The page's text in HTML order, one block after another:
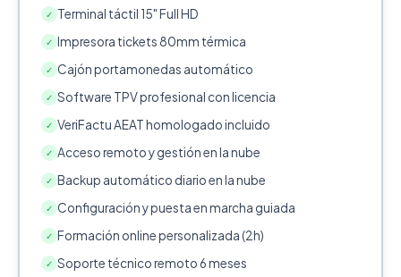
✓ Terminal táctil 15" Full HD
✓ Impresora tickets 80mm térmica
✓ Cajón portamonedas automático
✓ Software TPV profesional con licencia
✓ VeriFactu AEAT homologado incluido
✓ Acceso remoto y gestión en la nube
✓ Backup automático diario en la nube
✓ Configuración y puesta en marcha guiada
✓ Formación online personalizada (2h)
✓ Soporte técnico remoto 6 meses